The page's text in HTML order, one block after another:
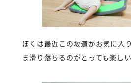
ぼくは最近この坂道がお気に入
ま滑り落ちるのがとっても楽し